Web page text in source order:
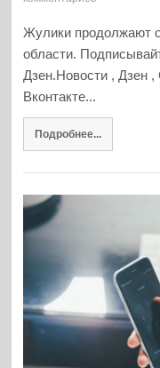
Жулики продолжают
области.
Дзен.Новости , Дзен ,
Вконтакте...
Подробнее...